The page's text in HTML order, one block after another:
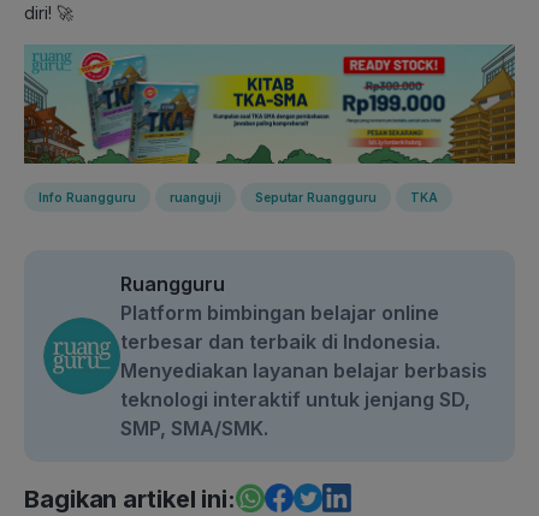
diri! 🚀
Info Ruangguru ruanguji Seputar Ruangguru TKA
Ruangguru
Platform bimbingan belajar online
terbesar dan terbaik di Indonesia.
Menyediakan layanan belajar berbasis
teknologi interaktif untuk jenjang SD,
SMP, SMA/SMK.
Bagikan artikel ini: